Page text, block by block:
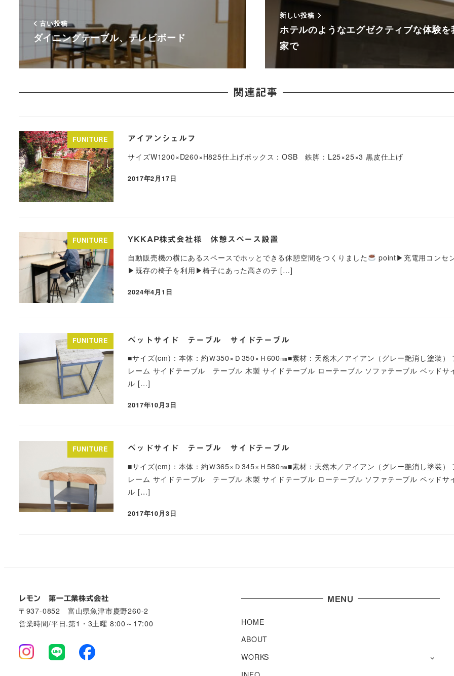
古い投稿
ダイニングテーブル、テレビボード
新しい投稿
ホテルのようなエグゼクティブな体験を
家で
関連記事
FUNITURE アイアンシェルフ
サイズW1200×D260×H825仕上げボックス：OSB 鉄脚：L25×25×3 黒皮仕上げ
2017年2月17日
FUNITURE YKKAP株式会社様 休憩スペース設置
自動販売機の横にあるスペースでホッとできる休憩空間をつくりました
point▶︎充電用コンセ
▶︎既存の椅子を利用▶︎椅子にあった高さのテ […]
2024年4月1日
FUNITURE ベットサイド テーブル サイドテーブル
■サイズ(cm)：本体：約Ｗ350×Ｄ350×Ｈ600㎜■素材：天然木／アイアン（グレー艶消し塗装）
レーム サイドテーブル テーブル 木製 サイドテーブル ローテーブル ソファテーブル ベッドサ
ル […]
2017年10月3日
FUNITURE ベッドサイド テーブル サイドテーブル
■サイズ(cm)：本体：約Ｗ365×Ｄ345×Ｈ580㎜■素材：天然木／アイアン（グレー艶消し塗装）
レーム サイドテーブル テーブル 木製 サイドテーブル ローテーブル ソファテーブル ベッドサ
ル […]
2017年10月3日
レモン 第一工業株式会社
〒937-0852 富山県魚津市慶野260-2
営業時間/平日.第1・3土曜 8:00～17:00
MENU
HOME
ABOUT
WORKS